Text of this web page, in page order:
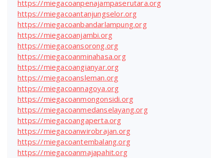
https://miegacoanpenajampaserutara.org
https://miegacoantanjungselor.org
https://miegacoanbandarlampung.org
https://miegacoanjambi.org
https://miegacoansorong.org
https://miegacoanminahasa.org
https://miegacoangianyar.org
https://miegacoansleman.org
https://miegacoannagoya.org
https://miegacoanmongonsidi.org
https://miegacoanmedanselayang.org
https://miegacoangaperta.org
https://miegacoanwirobrajan.org
https://miegacoantembalang.org
https://miegacoanmajapahit.org